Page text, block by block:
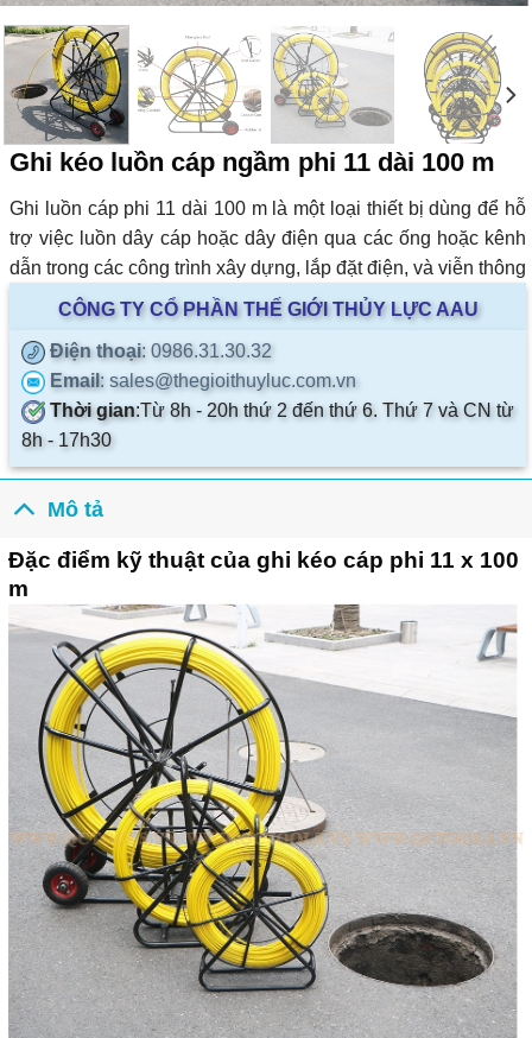
Ghi kéo luồn cáp ngầm phi 11 dài 100 m
Ghi luồn cáp phi 11 dài 100 m là một loại thiết bị dùng để hỗ
trợ việc luồn dây cáp hoặc dây điện qua các ống hoặc kênh
dẫn trong các công trình xây dựng, lắp đặt điện, và viễn thông
CÔNG TY CỔ PHẦN THẾ GIỚI THỦY LỰC AAU
Điện thoại: 0986.31.30.32
Email: sales@thegioithuyluc.com.vn
Thời gian:Từ 8h - 20h thứ 2 đến thứ 6. Thứ 7 và CN từ
8h - 17h30
Mô tả
Đặc điểm kỹ thuật của ghi kéo cáp phi 11 x 100
m